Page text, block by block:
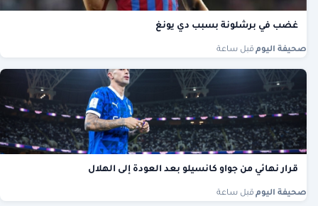
غضب في برشلونة بسبب دي يونغ
صحيفة اليوم قبل ساعة
قرار نهائي من جواو كانسيلو بعد العودة إلى الهلال
صحيفة اليوم قبل ساعة